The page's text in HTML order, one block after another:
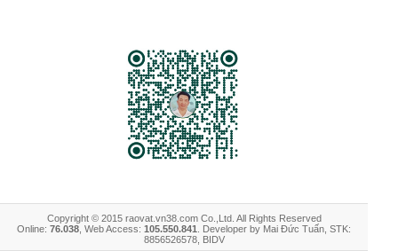
Copyright © 2015 raovat.vn38.com Co.,Ltd. All Rights Reserved
Online: 76.038 , Web Access: 105.550.841 . Developer by Mai Đức Tuấn, STK:
8856526578, BIDV